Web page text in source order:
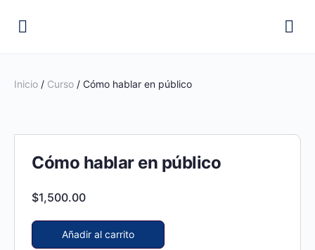
Inicio / Curso / Cómo hablar en público
Cómo hablar en público
$1,500.00
Añadir al carrito